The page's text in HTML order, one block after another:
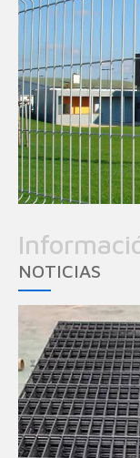
NOTICIAS